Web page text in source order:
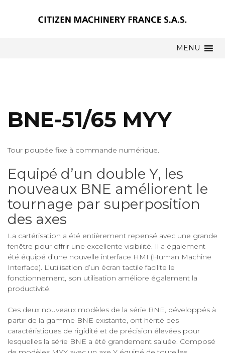
MENU
BNE-51/65 MYY
Tour poupée fixe à commande numérique.
Equipé d’un double Y, les
nouveaux BNE améliorent le
tournage par superposition
des axes
La cartérisation a été entièrement repensé avec une grande
fenêtre pour offrir une excellente visibilité. Il a également
été équipé d’une nouvelle interface HMI (Human Machine
Interface). L’utilisation d’un écran tactile facilite le
fonctionnement, son utilisation améliore également la
productivité.
Ces deux nouveaux modèles de la série BNE, développés à
partir de la gamme BNE existante, ont hérité des
caractéristiques de rigidité et de précision élevées pour
lesquelles la série BNE a été grandement saluée. Composé